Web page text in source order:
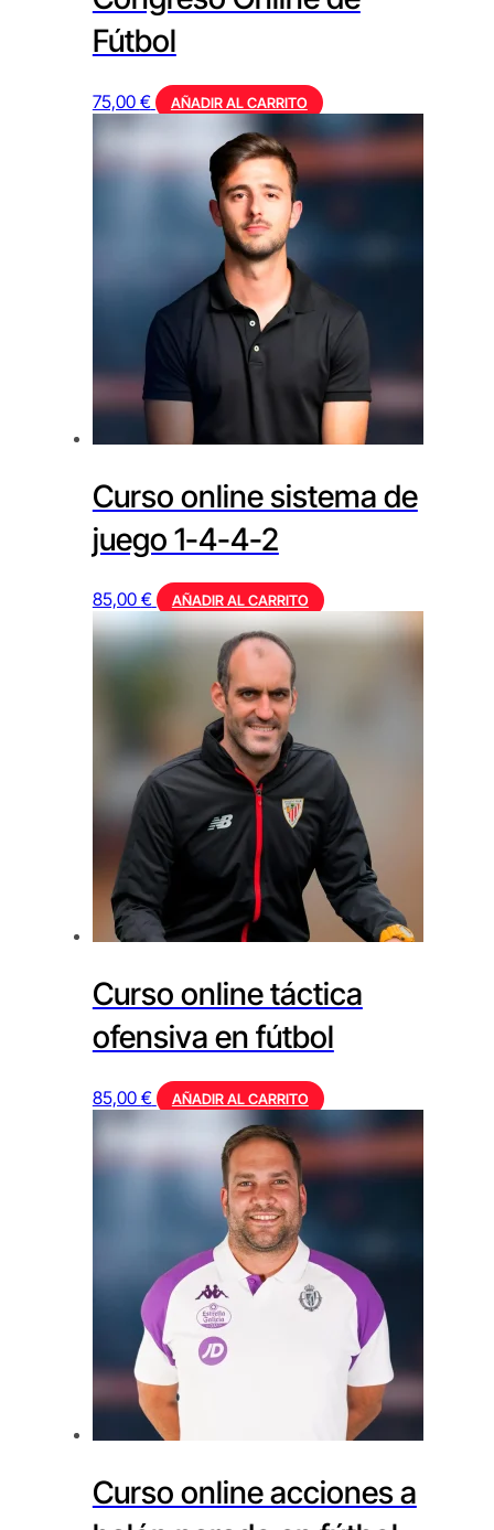
Fútbol
75,00 € AÑADIR AL CARRITO
Curso online sistema de
juego 1-4-4-2
85,00 € AÑADIR AL CARRITO
Curso online táctica
ofensiva en fútbol
85,00 € AÑADIR AL CARRITO
Curso online acciones a